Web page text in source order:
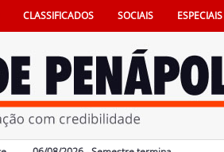
CLASSIFICADOS SOCIAIS ESPECIAIS